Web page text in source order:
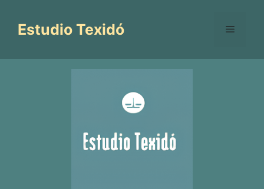
contenido
Estudio Texidó Menú